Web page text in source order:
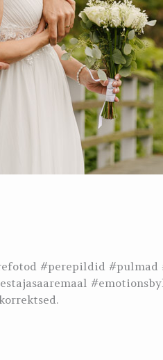
#perepildid